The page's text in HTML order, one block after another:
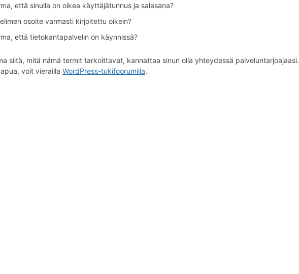
että sinulla on oikea käyttäjätunnus ja salasana?
osoite varmasti kirjoitettu oikein?
että tietokantapalvelin on käynnissä?
siitä, mitä nämä termit tarkoittavat, kannattaa sinun olla yhteydessä palveluntarjoajaasi.
voit vierailla WordPress-tukifoorumilla.